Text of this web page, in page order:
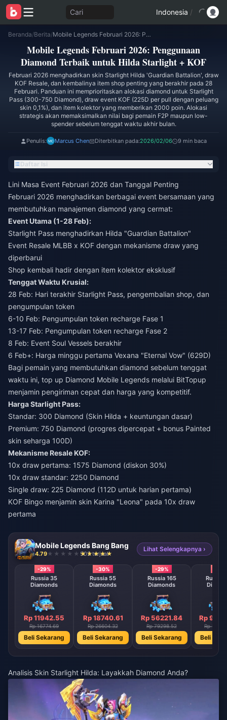
Cari Indonesia /
Beranda/Berita/ Mobile Legends Februari 2026: Penggunaan Diamond Terbaik untuk Hilda Starlight + KOF
Mobile Legends Februari 2026: Penggunaan
Diamond Terbaik untuk Hilda Starlight + KOF
Februari 2026 menghadirkan skin Starlight Hilda 'Guardian Battalion', draw
KOF Resale, dan kembalinya item shop penting yang berakhir pada 28
Februari. Panduan ini memprioritaskan alokasi diamond untuk Starlight
Pass (300-750 Diamond), draw event KOF (225D per pull dengan peluang
skin 0,1%), dan item kolektor yang memberikan 2000 poin. Alokasi
strategis akan memaksimalkan nilai bagi pemain F2P maupun low-
spender sebelum tenggat waktu akhir bulan.
Penulis: Marcus Chen Diterbitkan pada:2026/02/06 9 min baca
Daftar Isi
Lini Masa Event Februari 2026 dan Tanggal Penting
Februari 2026 menghadirkan berbagai event bersamaan yang
membutuhkan manajemen diamond yang cermat:
Event Utama (1-28 Feb):
Starlight Pass menghadirkan Hilda "Guardian Battalion"
Event Resale MLBB x KOF dengan mekanisme draw yang
diperbarui
Shop kembali hadir dengan item kolektor eksklusif
Tenggat Waktu Krusial:
28 Feb: Hari terakhir Starlight Pass, pengembalian shop, dan
pengumpulan token
6-10 Feb: Pengumpulan token recharge Fase 1
13-17 Feb: Pengumpulan token recharge Fase 2
8 Feb: Event Soul Vessels berakhir
6 Feb+: Harga minggu pertama Vexana "Eternal Vow" (629D)
Bagi pemain yang membutuhkan diamond sebelum tenggat
waktu ini, top up Diamond Mobile Legends melalui BitTopup
menjamin pengiriman cepat dan harga yang kompetitif.
Harga Starlight Pass:
Standar: 300 Diamond (Skin Hilda + keuntungan dasar)
Premium: 750 Diamond (progres dipercepat + bonus Painted
skin seharga 100D)
Mekanisme Resale KOF:
10x draw pertama: 1575 Diamond (diskon 30%)
10x draw standar: 2250 Diamond
Single draw: 225 Diamond (112D untuk harian pertama)
KOF Bingo menjamin skin Karina "Leona" pada 10x draw
pertama
Mobile Legends Bang Bang
4.79 503 terjual
Lihat Selengkapnya ›
-29%
Russia 35
Diamonds
Rp 11942.55
Rp 16774.69
Beli Sekarang
-30%
Russia 55
Diamonds
Rp 18740.61
Rp 26604.32
Beli Sekarang
-29%
Russia 165
Diamonds
Rp 56221.84
Rp 79298.52
Beli Sekarang
Russia
Rp
Rp
Beli
Analisis Skin Starlight Hilda: Layakkah Diamond Anda?